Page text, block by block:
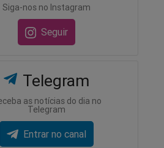
Siga-nos no Instagram
Seguir
Telegram
as notícias do dia no
Telegram
Entrar no canal